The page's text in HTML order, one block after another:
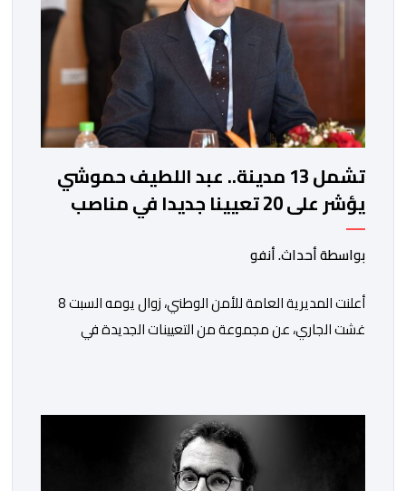
تشمل 13 مدينة.. عبد اللطيف حموشي
يؤشر على 20 تعيينا جديدا في مناصب
المسؤولية بمصالح الأمن الوطني
بواسطة أحداث. أنفو
أعلنت المديرية العامة للأمن الوطني، زوال يومه السبت 8
غشت الجاري، عن مجموعة من التعيينات الجديدة في
والعيون والدار البيضاء وبني ملال وابن جرير وطنجة وأصيلة،
وذلك في إطار دينامية داخلية تهدف لضخ دماء جديدة
والاستعانة بكفاءات أمنية شابة ومتمرسة، […]